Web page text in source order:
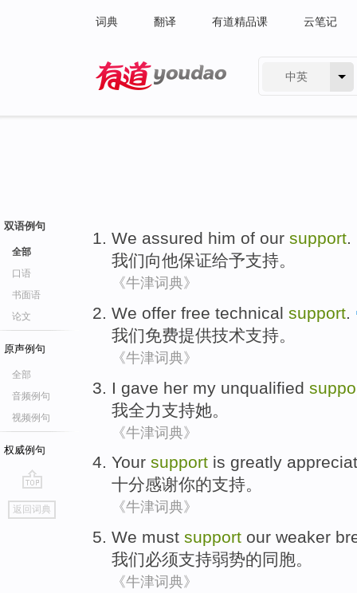
词典 翻译 有道精品课 云笔记
中英
双语例句
全部
口语
书面语
论文
原声例句
全部
音频例句
视频例句
权威例句
go
top
返回词典
We assured him of our support.
我们向他保证给予支持。
《牛津词典》
We offer free technical support.
我们免费提供技术支持。
《牛津词典》
I gave her my unqualified
我全力支持她。
《牛津词典》
Your support is greatly
十分感谢你的支持。
《牛津词典》
We must support our weaker
我们必须支持弱势的同胞。
《牛津词典》